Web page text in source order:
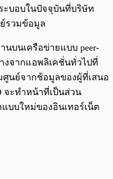
ะบอบในปัจจุบันที่บริษัท
รวมข้อมูล
านบนเครือข่ายแบบ peer-
งจากแอพลิเคชั่นทั่วไปที่
ศูนย์จากช้อมูลของผู้ที่เสนอ
จะทำหน้าที่เป็นส่วน
บบใหม่ของอินเทอร์เน็ต